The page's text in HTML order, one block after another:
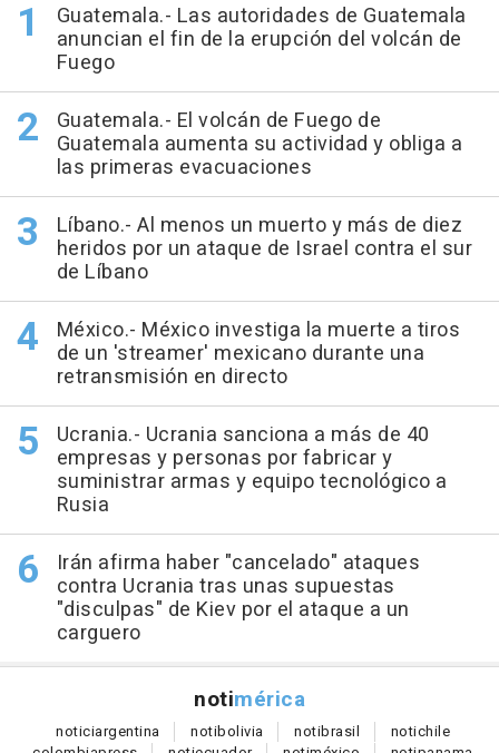
Guatemala.- Las autoridades de Guatemala
anuncian el fin de la erupción del volcán de
Fuego
Guatemala.- El volcán de Fuego de
Guatemala aumenta su actividad y obliga a
las primeras evacuaciones
Líbano.- Al menos un muerto y más de diez
heridos por un ataque de Israel contra el sur
de Líbano
México.- México investiga la muerte a tiros
de un 'streamer' mexicano durante una
retransmisión en directo
Ucrania.- Ucrania sanciona a más de 40
empresas y personas por fabricar y
suministrar armas y equipo tecnológico a
Rusia
Irán afirma haber "cancelado" ataques
contra Ucrania tras unas supuestas
"disculpas" de Kiev por el ataque a un
carguero
notimérica
noticiargentina notibolivia notibrasil notichile